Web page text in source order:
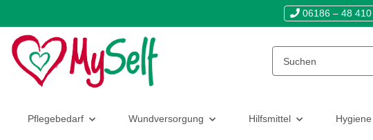
06186 – 48 410
Pflegebedarf Wundversorgung Hilfsmittel